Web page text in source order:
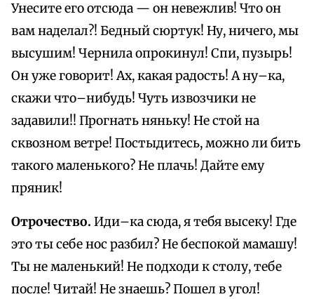
Унесите его отсюда — он невежлив! Что он
вам наделал?! Бедный сюртук! Ну, ничего, мы
высушим! Чернила опрокинул! Спи, пузырь!
Он уже говорит! Ах, какая радость! А ну–ка,
скажи что–нибудь! Чуть извозчики не
задавили!! Прогнать няньку! Не стой на
сквозном ветре! Постыдитесь, можно ли бить
такого маленького? Не плачь! Дайте ему
пряник!
Отрочество. Иди–ка сюда, я тебя высеку! Где
это ты себе нос разбил? Не беспокой мамашу!
Ты не маленький! Не подходи к столу, тебе
после! Читай! Не знаешь? Пошел в угол!